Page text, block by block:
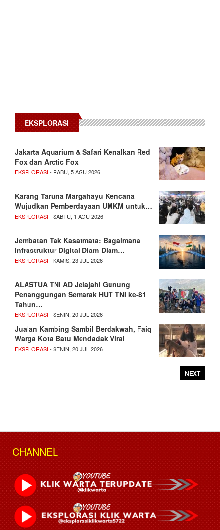
EKSPLORASI
Jakarta Aquarium & Safari Kenalkan Red
Fox dan Arctic Fox
EKSPLORASI- RABU, 5 AGU 2026
Karang Taruna Margahayu Kencana
Wujudkan Pemberdayaan UMKM untuk…
EKSPLORASI- SABTU, 1 AGU 2026
Jembatan Tak Kasatmata: Bagaimana
Infrastruktur Digital Diam-Diam…
EKSPLORASI- KAMIS, 23 JUL 2026
ALASTUA TNI AD Jelajahi Gunung
Penanggungan Semarak HUT TNI ke-81
Tahun…
EKSPLORASI- SENIN, 20 JUL 2026
Jualan Kambing Sambil Berdakwah, Faiq
Warga Kota Batu Mendadak Viral
EKSPLORASI- SENIN, 20 JUL 2026
NEXT
CHANNEL